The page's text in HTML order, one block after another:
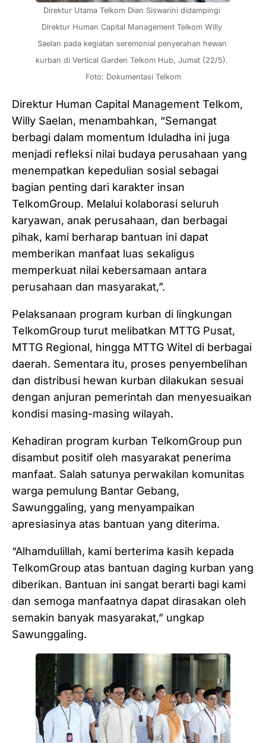
Direktur Utama Telkom Dian Siswarini didampingi
Direktur Human Capital Management Telkom Willy
Saelan pada kegiatan seremonial penyerahan hewan
kurban di Vertical Garden Telkom Hub, Jumat (22/5).
Foto: Dokumentasi Telkom
Direktur Human Capital Management Telkom,
Willy Saelan, menambahkan, “Semangat
berbagi dalam momentum Iduladha ini juga
menjadi refleksi nilai budaya perusahaan yang
menempatkan kepedulian sosial sebagai
bagian penting dari karakter insan
TelkomGroup. Melalui kolaborasi seluruh
karyawan, anak perusahaan, dan berbagai
pihak, kami berharap bantuan ini dapat
memberikan manfaat luas sekaligus
memperkuat nilai kebersamaan antara
perusahaan dan masyarakat,”.
Pelaksanaan program kurban di lingkungan
TelkomGroup turut melibatkan MTTG Pusat,
MTTG Regional, hingga MTTG Witel di berbagai
daerah. Sementara itu, proses penyembelihan
dan distribusi hewan kurban dilakukan sesuai
dengan anjuran pemerintah dan menyesuaikan
kondisi masing-masing wilayah.
Kehadiran program kurban TelkomGroup pun
disambut positif oleh masyarakat penerima
manfaat. Salah satunya perwakilan komunitas
warga pemulung Bantar Gebang,
Sawunggaling, yang menyampaikan
apresiasinya atas bantuan yang diterima.
“Alhamdulillah, kami berterima kasih kepada
TelkomGroup atas bantuan daging kurban yang
diberikan. Bantuan ini sangat berarti bagi kami
dan semoga manfaatnya dapat dirasakan oleh
semakin banyak masyarakat,” ungkap
Sawunggaling.